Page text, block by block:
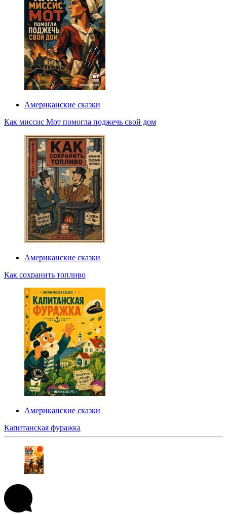
Американские сказки
Как миссис Мот помогла поджечь свой дом
Американские сказки
Как сохранить топливо
Американские сказки
Капитанская фуражка